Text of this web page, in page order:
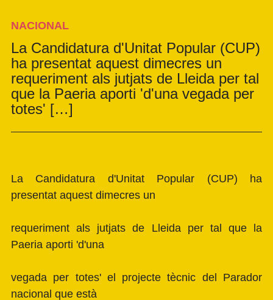
NACIONAL
La Candidatura d'Unitat Popular (CUP)
ha presentat aquest dimecres un
requeriment als jutjats de Lleida per tal
que la Paeria aporti 'd'una vegada per
totes' […]
La Candidatura d'Unitat Popular (CUP) ha
presentat aquest dimecres un
requeriment als jutjats de Lleida per tal que la
Paeria aporti 'd'una
vegada per totes' el projecte tècnic del Parador
nacional que està